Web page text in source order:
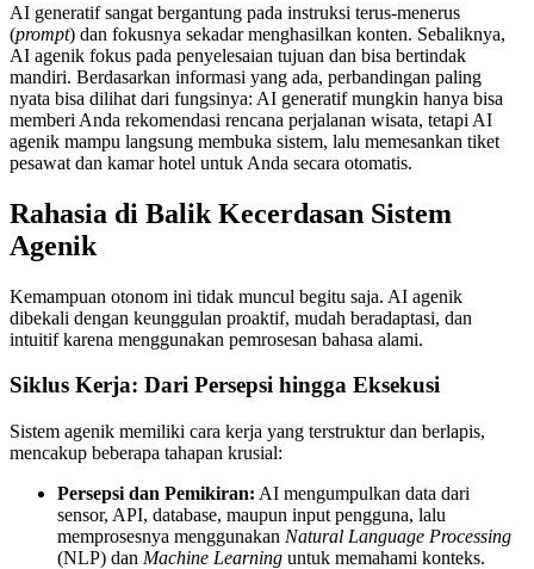
AI generatif sangat bergantung pada instruksi terus-menerus
(prompt) dan fokusnya sekadar menghasilkan konten. Sebaliknya,
AI agenik fokus pada penyelesaian tujuan dan bisa bertindak
mandiri. Berdasarkan informasi yang ada, perbandingan paling
nyata bisa dilihat dari fungsinya: AI generatif mungkin hanya bisa
memberi Anda rekomendasi rencana perjalanan wisata, tetapi AI
agenik mampu langsung membuka sistem, lalu memesankan tiket
pesawat dan kamar hotel untuk Anda secara otomatis.
Rahasia di Balik Kecerdasan Sistem
Agenik
Kemampuan otonom ini tidak muncul begitu saja. AI agenik
dibekali dengan keunggulan proaktif, mudah beradaptasi, dan
intuitif karena menggunakan pemrosesan bahasa alami.
Siklus Kerja: Dari Persepsi hingga Eksekusi
Sistem agenik memiliki cara kerja yang terstruktur dan berlapis,
mencakup beberapa tahapan krusial:
Persepsi dan Pemikiran: AI mengumpulkan data dari
sensor, API, database, maupun input pengguna, lalu
memprosesnya menggunakan Natural Language Processing
(NLP) dan Machine Learning untuk memahami konteks.